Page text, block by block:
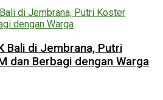
Bali di Jembrana, Putri
dan Berbagi dengan Warga